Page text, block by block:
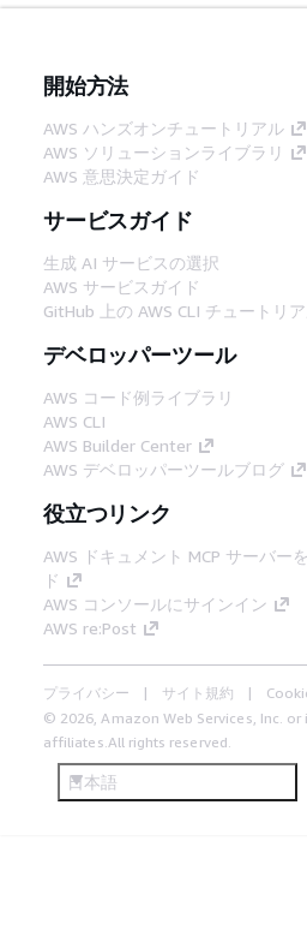
開始方法
AWS ハンズオンチュートリアル
AWS ソリューションライブラリ
AWS 意思決定ガイド
サービスガイド
生成 AI サービスの選択
AWS サービスガイド
GitHub 上の AWS CLI チュートリ
デベロッパーツール
AWS コード例ライブラリ
AWS CLI
AWS Builder Center
AWS デベロッパーツールブログ
役立つリンク
AWS ドキュメント MCP サーバー
ド
AWS コンソールにサインイン
AWS re:Post
プライバシー サイト規約
© 2026, Amazon Web Services, Inc. or
affiliates.All rights reserved.
日本語